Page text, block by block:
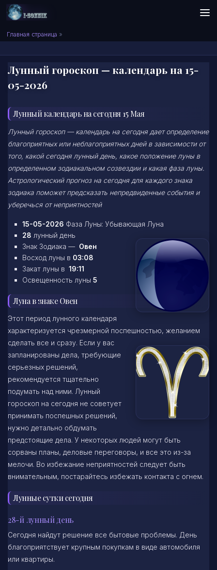
Skip to content
Сонник I-SONNIK.COM
Главная страница »
Лунный гороскоп — календарь на 15-
05-2026
Лунный календарь на сегодня 15 Мая
Лунный гороскоп — календарь на сегодня дает определение
благоприятных или неблагоприятных дней в зависимости от
того, какой сегодня лунный день, какое положение луны в
определенном зодиакальном созвездии и какая фаза луны.
Астрологический прогноз на сегодня для каждого знака
зодиака поможет предсказать непредвиденные события и
уберечься от неприятностей
15-05-2026 Фаза Луны: Убывающая Луна
28 лунный день
Знак Зодиака — Овен
Восход луны в 03:08
Закат луны в 19:11
Освещенность луны 5
Луна в знаке Овен
Этот период лунного календаря
характеризуется чрезмерной поспешностью, желанием
сделать все и сразу. Если у вас
запланированы дела, требующие
серьезных решений,
рекомендуется тщательно
подумать над ними. Лунный
гороскоп на сегодня не советует
принимать поспешных решений,
нужно детально обдумать
предстоящие дела. У некоторых людей могут быть
сорваны планы, деловые переговоры, и все это из-за
мелочи. Во избежание неприятностей следует быть
внимательным, постарайтесь избежать контакта с огнем.
Лунные сутки сегодня
28-й лунный день
Сегодня найдут решение все бытовые проблемы. День
благоприятствует крупным покупкам в виде автомобиля
или квартиры.